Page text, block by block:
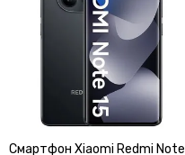
Смартфон Xiaomi Redmi Note